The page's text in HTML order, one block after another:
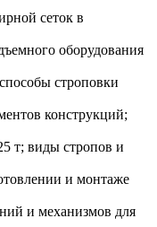
сеток в
оборудования
строповки
конструкций;
т; виды стропов и
и монтаже
и механизмов для